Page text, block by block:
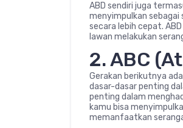
ABD sendiri juga
menyimpulkan sebagai
secara lebih cepat.
lawan melakukan
2. ABC
Gerakan berikutnya
dasar-dasar penting
penting dalam
kamu bisa
memanfaatkan